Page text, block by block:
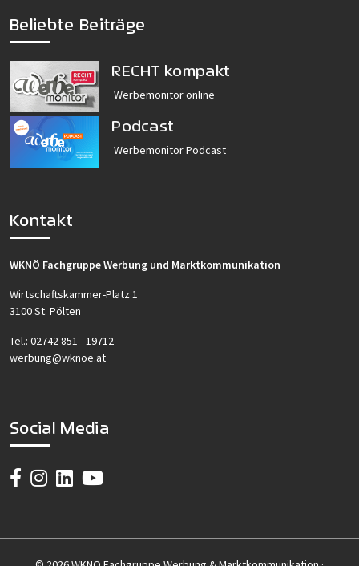
Beliebte Beiträge
RECHT kompakt
Werbemonitor online
Podcast
Werbemonitor Podcast
Kontakt
WKNÖ Fachgruppe Werbung und Marktkommunikation
Wirtschaftskammer-Platz 1
3100 St. Pölten
Tel.: 02742 851 - 19712
werbung@wknoe.at
Social Media